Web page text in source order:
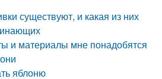
существуют, и какая из них
и материалы мне понадобятся
яблоню